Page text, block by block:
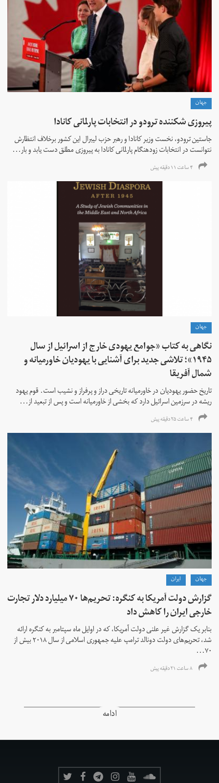
جهان
پیروزی شکننده ترودو در انتخابات پارلمانی کانادا
جاستین ترودو، نخست وزیر کانادا و رهبر حزب لیبرال این کشور برخلاف انتظارش
نتوانست در انتخابات زود‌هنگام پارلمانی کانادا به پیروزی مطلق دست یابد و بار...
۴ ساعت ۱۱ دقیقه پیش
جهان
نگاهی به کتاب «جوامع یهودی خارج از اسرائیل از سال
۱۹۴۵»؛ تلاشی جدید برای آشنایی با یهودیان خاورمیانه و
شمال آفریقا
تاریخ حضور یهودیان در خاورمیانه تاریخی دراز و پرفراز و نشیب است. قوم یهود
ریشه در سرزمین اسرائیل دارد که بخشی از خاورمیانه است و پس از تبعید از...
۴ ساعت ۲۵ دقیقه پیش
جهان ايران
گزارش دولت آمریکا به کنگره: تحریم‌ها ۷۰ میلیارد دلار تجارت
خارجی ایران را کاهش داد
بنابر یک گزارش غیر علنی دولت آمریکا، که در اوایل ماه سپتامبر به کنگره ارائه
شد، تحریم‌های دولت دونالد ترامپ علیه جمهوری اسلامی از سال ۲۰۱۸ بیش از
۷۰...
۸ ساعت ۲۱ دقیقه پیش
ادامه